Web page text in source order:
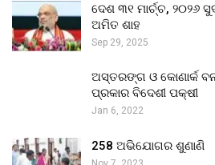
ଦେଶ ୩୧ ମାର୍ଚ୍ଚ, ୨୦୨୬
ଅମିତ ଶାହ
Sep 29, 2025
ଅସ୍ତରଙ୍ଗ ଓ କୋଣାର୍କ
ପ୍ରକାର ବିଦେଶୀ ପକ୍ଷୀ
Jan 6, 2022
258 ଅଭିଯୋଗର ଶୁଣାଣି